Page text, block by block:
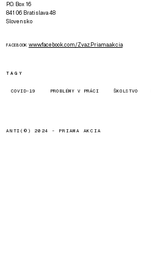
P.O. Box 16
841 06 Bratislava 48
Slovensko
FACEBOOK www.facebook.com/Zvaz.Priama.akcia
TAGY
COVID-19 PROBLÉMY V PRÁCI ŠKOLSTVO
ANTI(©) 2024 - PRIAMA AKCIA